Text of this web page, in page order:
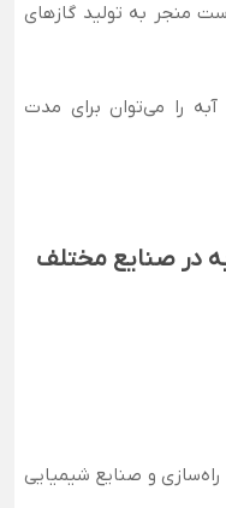
منجر به تولید گازهای
را می‌توان برای مدت
در صنایع مختلف
و صنایع شیمیایی